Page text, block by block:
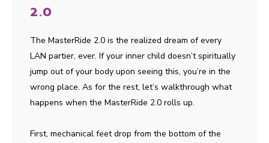
2.0
The MasterRide 2.0 is the realized dream of every
LAN partier, ever. If your inner child doesn’t spiritually
jump out of your body upon seeing this, you’re in the
wrong place. As for the rest, let’s walkthrough what
happens when the MasterRide 2.0 rolls up.
First, mechanical feet drop from the bottom of the